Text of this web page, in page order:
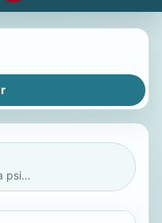
Psicología Oscura: Utiliza la psicología oscura para el bien y cumple tus sueños (Dark Psychology: Secretos Revelados De La Manipulación Emocional Y Cómo Analizar A Las Personas)